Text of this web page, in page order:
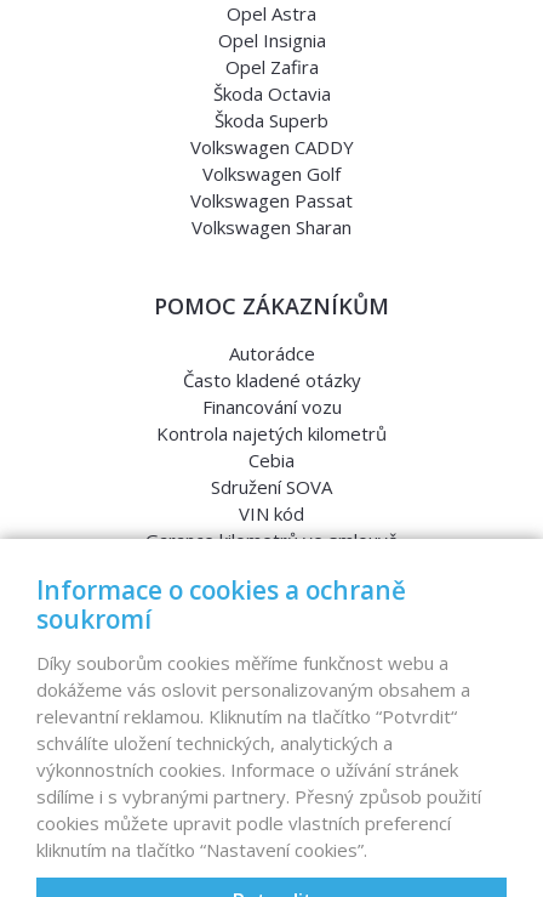
Opel Astra
Opel Insignia
Opel Zafira
Škoda Octavia
Škoda Superb
Volkswagen CADDY
Volkswagen Golf
Volkswagen Passat
Volkswagen Sharan
POMOC ZÁKAZNÍKŮM
Autorádce
Často kladené otázky
Financování vozu
Kontrola najetých kilometrů
Cebia
Sdružení SOVA
VIN kód
Garance kilometrů ve smlouvě
Nabídka vozů
Reference
Dovoz aut na míru – pro koho je určen?
Garanční program
Prodat auto
Finance
Prodaná auta
Proč D1 CARS?
Informace o cookies a ochraně
soukromí
Díky souborům cookies měříme funkčnost webu a
dokážeme vás oslovit personalizovaným obsahem a
relevantní reklamou. Kliknutím na tlačítko “Potvrdit“
schválíte uložení technických, analytických a
výkonnostních cookies. Informace o užívání stránek
sdílíme i s vybranými partnery. Přesný způsob použití
cookies můžete upravit podle vlastních preferencí
kliknutím na tlačítko “Nastavení cookies”.